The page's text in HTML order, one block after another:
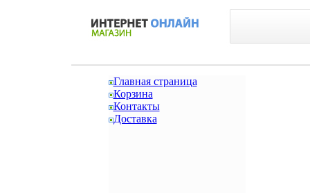
Главная страница
Корзина
Контакты
Доставка